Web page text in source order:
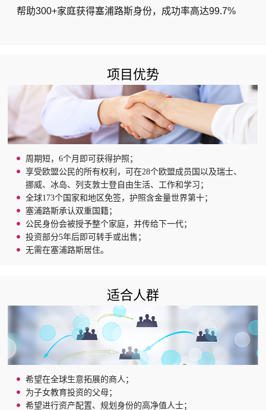
帮助300+家庭获得塞浦路斯身份，成功率高达99.7%
项目优势
周期短，6个月即可获得护照；
享受欧盟公民的所有权利，可在28个欧盟成员国以及瑞士、
挪威、冰岛、列支敦士登自由生活、工作和学习；
全球173个国家和地区免签，护照含金量世界第十；
塞浦路斯承认双重国籍；
公民身份会被授予整个家庭，并传给下一代；
投资部分5年后即可转手或出售；
无需在塞浦路斯居住。
适合人群
希望在全球生意拓展的商人；
为子女教育投资的父母；
希望进行资产配置、规划身份的高净值人士；